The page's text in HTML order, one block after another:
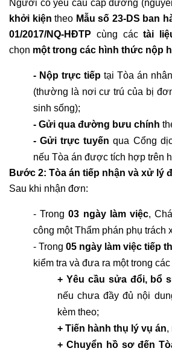
Người có yêu cầu cấp dưỡng
khởi kiện theo Mẫu số 23-DS ban
01/2017/NQ-HĐTP cùng các tài
chọn một trong các hình thức nộp
- Nộp trực tiếp tại Tòa án
(thường là nơi cư trú của bị
sinh sống);
- Gửi qua đường bưu chính
- Gửi trực tuyến qua Cổng
nếu Tòa án được tích hợp trên
Bước 2: Tòa án tiếp nhận và xử lý
Sau khi nhận đơn:
- Trong 03 ngày làm việc,
công một Thẩm phán phụ trách
- Trong 05 ngày làm việc tiếp
kiểm tra và đưa ra một trong
+ Yêu cầu sửa đổi, bổ
nếu chưa đầy đủ nội
kèm theo;
+ Tiến hành thụ lý vụ án,
+ Chuyển hồ sơ đến